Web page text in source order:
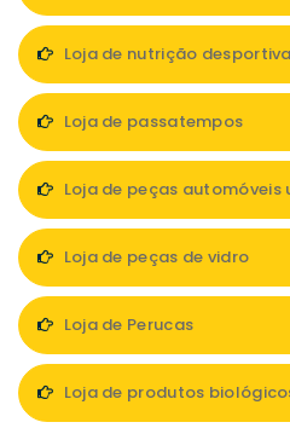
Loja de nutrição desportiva
Loja de passatempos
Loja de peças automóveis
Loja de peças de vidro
Loja de Perucas
Loja de produtos